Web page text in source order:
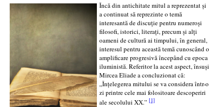
Încă din antichitate mitul a reprezentat și
a continuat să reprezinte o temă
interesantă de discuție pentru numeroși
filosofi, istorici, literați, precum și alți
oameni de cultură ai timpului, în general,
interesul pentru această temă cunoscând o
amplificare progresivă începând cu epoca
iluministă. Referitor la acest aspect, însuși
Mircea Eliade a concluzionat că:
„Înțelegerea mitului se va considera într-o
zi printre cele mai folositoare descoperiri
ale secolului XX.” [1]